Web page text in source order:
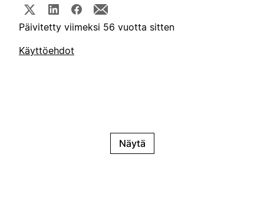
Päivitetty viimeksi 56 vuotta sitten
Käyttöehdot
Näytä